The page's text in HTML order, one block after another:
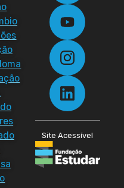
Site Acessível